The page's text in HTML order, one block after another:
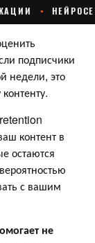
подписчики
недели, это
контент в
остаются
с вашим
не